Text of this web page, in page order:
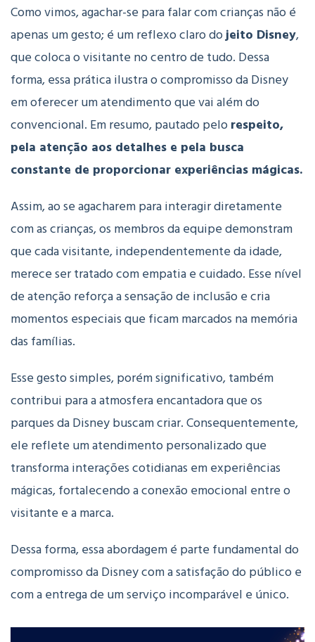
Como vimos, agachar-se para falar com crianças não é
apenas um gesto; é um reflexo claro dojeito Disney,
que coloca o visitante no centro de tudo. Dessa
forma, essa prática ilustra o compromisso da Disney
em oferecer um atendimento que vai além do
convencional. Em resumo, pautado pelorespeito,
pela atenção aos detalhes e pela busca
constante de proporcionar experiências mágicas.
Assim, ao se agacharem para interagir diretamente
com as crianças, os membros da equipe demonstram
que cada visitante, independentemente da idade,
merece ser tratado com empatia e cuidado. Esse nível
de atenção reforça a sensação de inclusão e cria
momentos especiais que ficam marcados na memória
das famílias.
Esse gesto simples, porém significativo, também
contribui para a atmosfera encantadora que os
parques da Disney buscam criar. Consequentemente,
ele reflete um atendimento personalizado que
transforma interações cotidianas em experiências
mágicas, fortalecendo a conexão emocional entre o
visitante e a marca.
Dessa forma, essa abordagem é parte fundamental do
compromisso da Disney com a satisfação do público e
com a entrega de um serviço incomparável e único.